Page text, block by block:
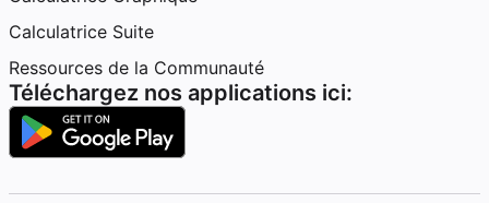
Calculatrice Suite
Ressources de la Communauté
Téléchargez nos applications ici: